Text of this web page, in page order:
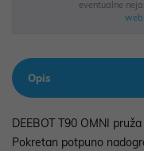
eventualne
Opis
DEEBOT T90 OMNI
Pokretan potpuno